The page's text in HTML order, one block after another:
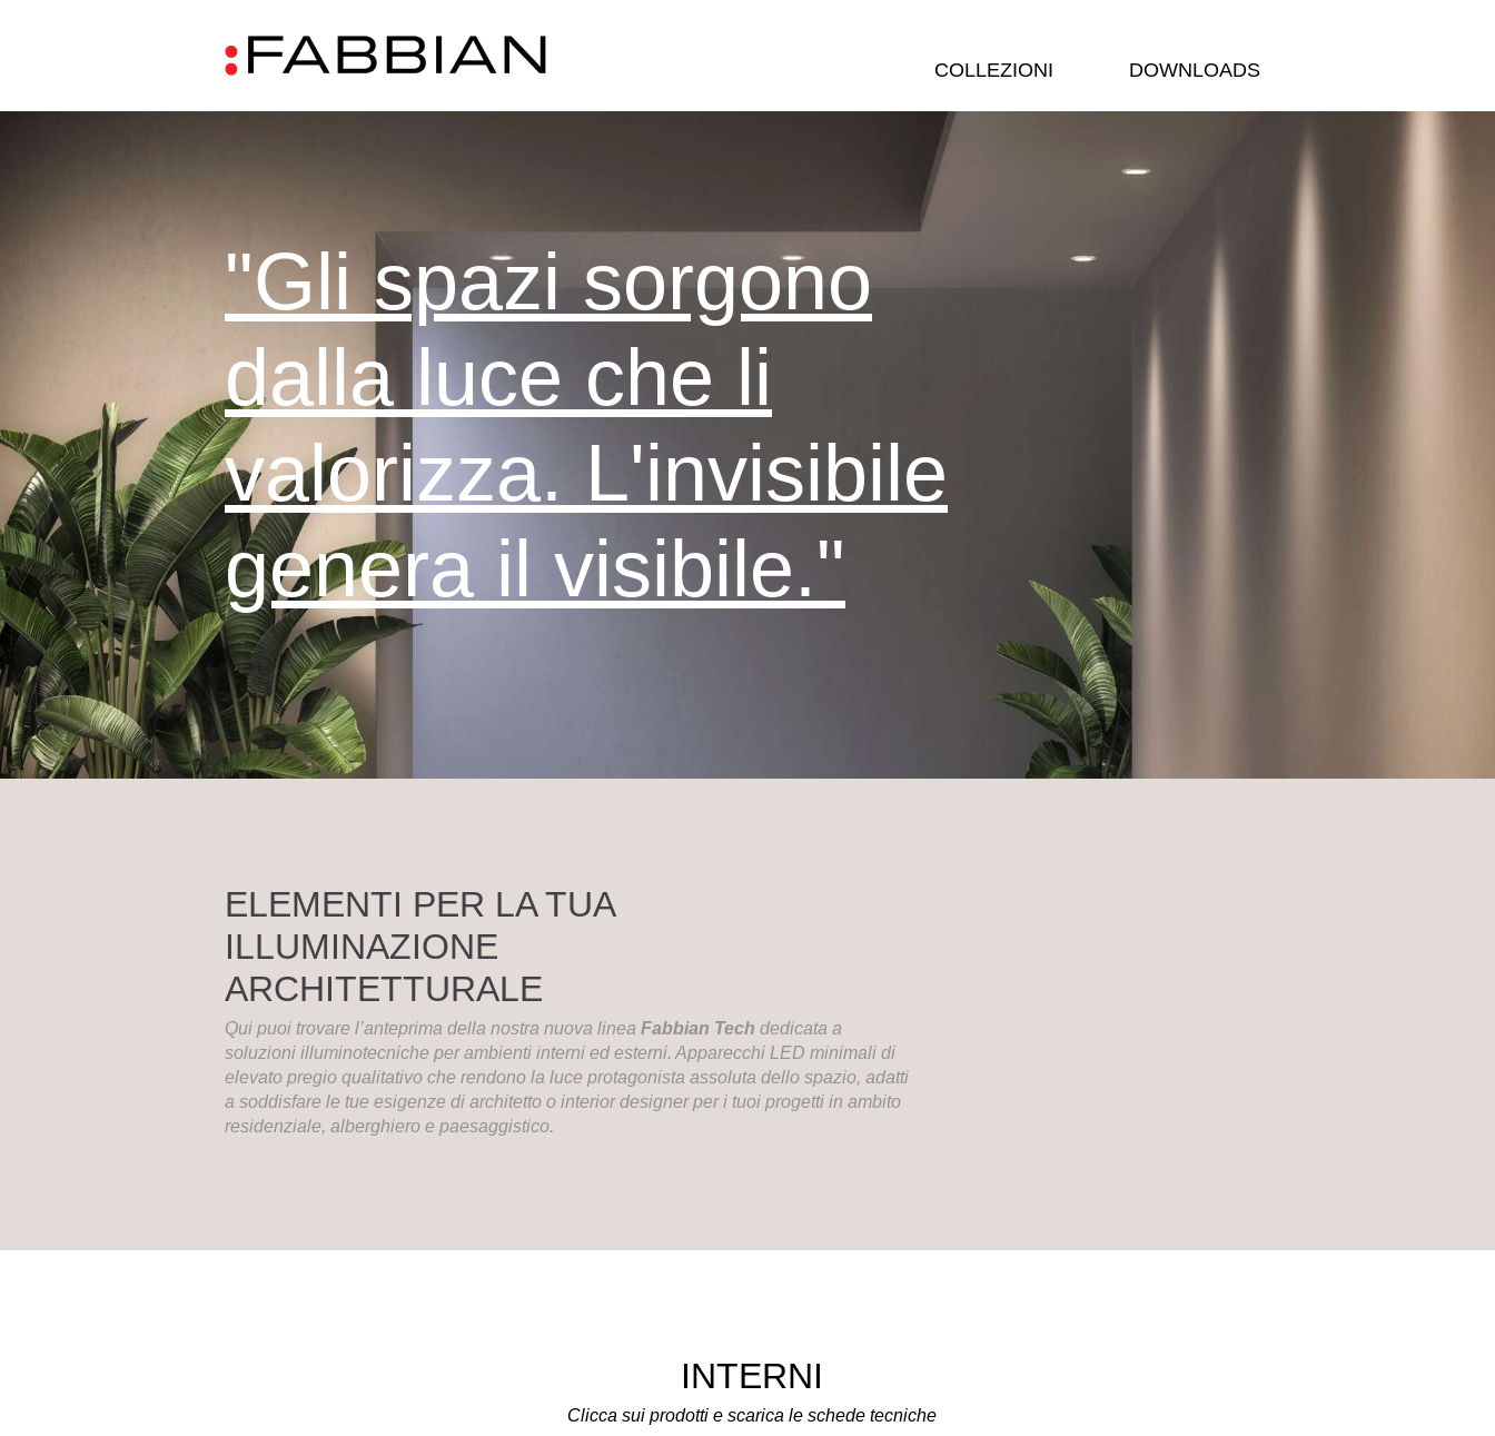
INTERNI
Clicca sui prodotti e scarica le schede tecniche
ELEMENTI PER LA TUA
ILLUMINAZIONE
ARCHITETTURALE
Qui puoi trovare l’anteprima della nostra nuova linea Fabbian Tech dedicata a
soluzioni illuminotecniche per ambienti interni ed esterni. Apparecchi LED minimali di
elevato pregio qualitativo che rendono la luce protagonista assoluta dello spazio, adatti
a soddisfare le tue esigenze di architetto o interior designer per i tuoi progetti in ambito
residenziale, alberghiero e paesaggistico.
COLLEZIONI DOWNLOADS
"Gli spazi sorgono
dalla luce che li
valorizza. L'invisibile
genera il visibile."